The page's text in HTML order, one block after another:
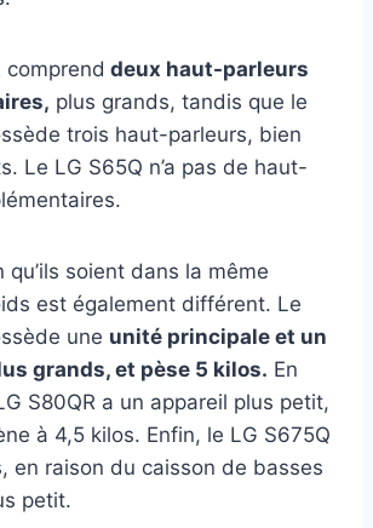
comprend deux haut-parleurs
plus grands, tandis que le
trois haut-parleurs, bien
Le LG S65Q n’a pas de haut-
qu’ils soient dans la même
est également différent. Le
une unité principale et un
grands, et pèse 5 kilos. En
S80QR a un appareil plus petit,
à 4,5 kilos. Enfin, le LG S675Q
en raison du caisson de basses
petit.